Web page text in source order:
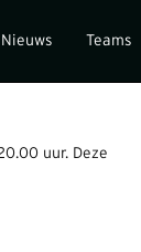
Nieuws Teams
uur. Deze